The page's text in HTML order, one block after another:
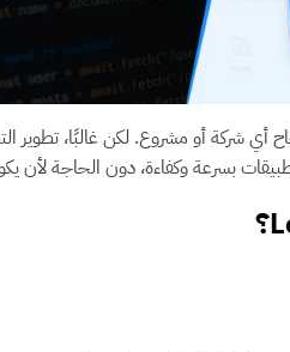
شركة أو مشروع. لكن غالبًا، تطوير
بسرعة وكفاءة، دون الحاجة لأن